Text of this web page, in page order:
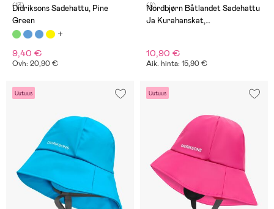
(13)
Didriksons Sadehattu, Pine
Green
9,40 €
Ovh: 20,90 €
(8)
Nordbjørn Båtlandet Sadehattu
Ja Kurahanskat,
10,90 €
Aik. hinta: 15,90 €
Uutuus Uutuus